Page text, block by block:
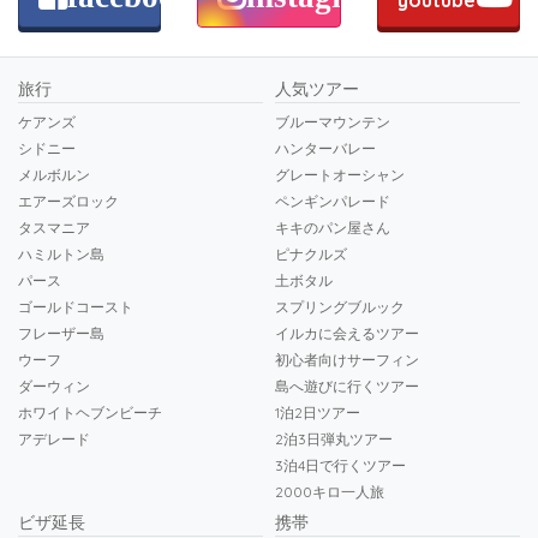
旅行
ケアンズ
シドニー
メルボルン
エアーズロック
タスマニア
ハミルトン島
パース
ゴールドコースト
フレーザー島
ウーフ
ダーウィン
ホワイトヘブンビーチ
アデレード
人気ツアー
ブルーマウンテン
ハンターバレー
グレートオーシャン
ペンギンパレード
キキのパン屋さん
ピナクルズ
土ボタル
スプリングブルック
イルカに会えるツアー
初心者向けサーフィン
島へ遊びに行くツアー
1泊2日ツアー
2泊3日弾丸ツアー
3泊4日で行くツアー
2000キロ一人旅
ビザ延長 携帯